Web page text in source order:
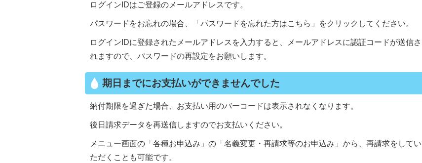
ログインIDはご登録のメールアドレスです。
パスワードをお忘れの場合、「パスワードを忘れた方はこちら」をクリックしてください。
ログインIDに登録されたメールアドレスを入力すると、メールアドレスに認証コードが送信さ
れますので、パスワードの再設定をお願いします。
期日までにお支払いができませんでした
納付期限を過ぎた場合、お支払い用のバーコードは表示されなくなります。
後日請求データを再送信しますのでお支払いください。
メニュー画面の「各種お申込み」の「名義変更・再請求等のお申込み」から、再請求をしてい
ただくことも可能です。